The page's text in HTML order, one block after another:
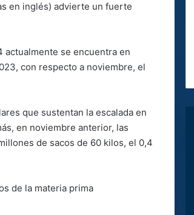
en inglés) advierte un fuerte
actualmente se encuentra en
con respecto a noviembre, el
que sustentan la escalada en
en noviembre anterior, las
de sacos de 60 kilos, el 0,4
de la materia prima